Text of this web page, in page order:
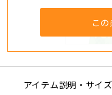
こ
アイテム説明・サイズ